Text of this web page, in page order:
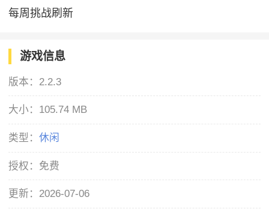
每周挑战刷新
游戏信息
版本： 2.2.3
大小： 105.74 MB
类型：休闲
授权： 免费
更新： 2026-07-06